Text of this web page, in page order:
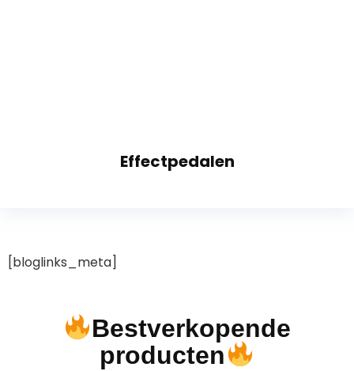
Effectpedalen
[bloglinks_meta]
Bestverkopende
producten